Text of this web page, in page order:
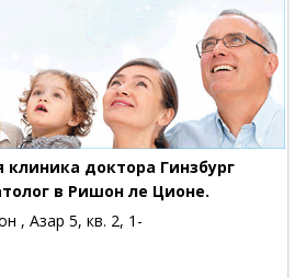
клиника доктора Гинзбург
в Ришон ле Ционе.
, Азар 5, кв. 2, 1-